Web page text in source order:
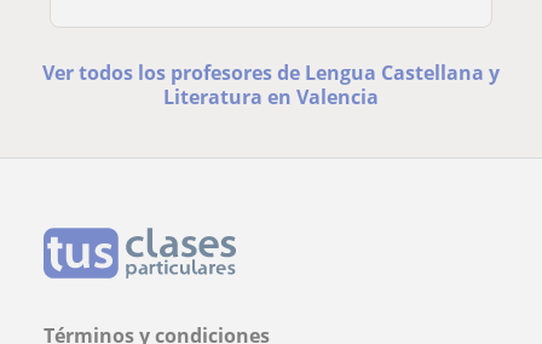
Ver todos los profesores de Lengua Castellana y
Literatura en Valencia
Términos y condiciones